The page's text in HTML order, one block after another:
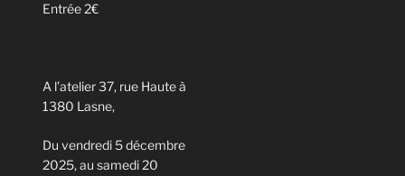
Entrée 2€
A l’atelier 37, rue Haute à
1380 Lasne,
Du vendredi 5 décembre
2025, au samedi 20